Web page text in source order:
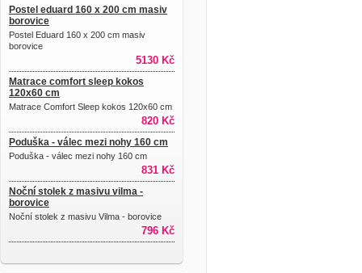
Postel eduard 160 x 200 cm masiv
borovice
Postel Eduard 160 x 200 cm masiv
borovice
5130 Kč
Matrace comfort sleep kokos
120x60 cm
Matrace Comfort Sleep kokos 120x60 cm
820 Kč
Poduška - válec mezi nohy 160 cm
Poduška - válec mezi nohy 160 cm
831 Kč
Noční stolek z masivu vilma -
borovice
Noční stolek z masivu Vilma - borovice
796 Kč